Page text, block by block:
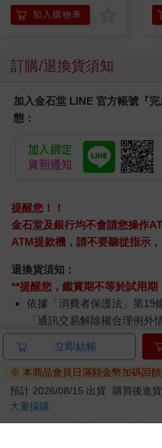
膝熱敷【雙入組】
加入購物車
訂購/退換貨須知
加入金石堂 LINE 官方帳號『
態：
提醒您！！
金石堂及銀行均不會請您操作
ATM提款機，請不要聽從指示
退換貨須知：
**提醒您，鑑賞期不等於試用期
依據「消費者保護法」第19
「通訊交易解除權合理例
後，除商品本身有瑕疵外，
易於腐敗、保存期限較
鮮食品）
依消費者要求所為之客
報紙、期刊或雜誌。（含
經消費者拆封之影音商
立即結帳
※ 本商品會員日滿額金幣加碼回
預計 2026/08/15 出貨
購買後進
大量採購